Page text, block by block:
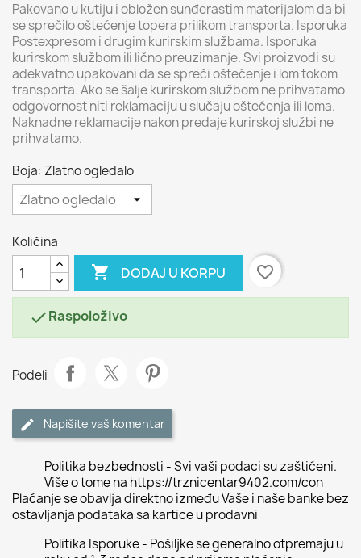
Pakovano u kutiju i obložen sunđerastim materijalom da bi
se sprečilo oštećenje topera prilikom transporta. Isporuka
Postexpresom i drugim kurirskim službama. Isporuka
kurirskom službom ili lično preuzimanje. Svi proizvodi su
adekvatno upakovani da se spreči oštećenje i lom tokom
transporta. Ako se šalje kurirskom službom ne prihvatamo
odgovornost niti reklamaciju u slučaju oštećenja ili loma.
Naknadne reklamacije nakon predaje kurirskoj službi ne
prihvatamo.
Boja: Zlatno ogledalo
Količina
 DODAJ U KORPU favorite_border
Raspoloživo
Podeli
Napišite vaš komentar
Politika bezbednosti - Svi vaši podaci su zaštićeni.
Više o tome na https://trznicentar9402.com/con
Plaćanje se obavlja direktno između Vaše i naše banke bez
ostavljanja podataka sa kartice u prodavni
Politika Isporuke - Pošiljke se generalno otpremaju u